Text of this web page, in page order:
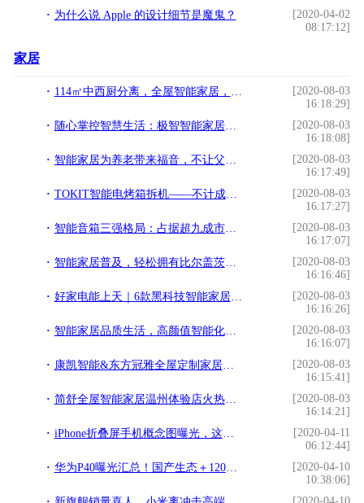
为什么说 Apple 的设计细节是魔鬼？
[2020-04-02
08:17:12]
家居
114㎡中西厨分离，全屋智能家居，孩子还能在客厅练车
[2020-08-03
16:18:29]
随心掌控智慧生活：极智智能家居APP下载
[2020-08-03
16:18:08]
智能家居为养老带来福音，不让父母做空巢老人
[2020-08-03
16:17:49]
TOKIT智能电烤箱拆机——不计成本的黑科技集合体
[2020-08-03
16:17:27]
智能音箱三强格局：占据超九成市场，其他玩家有机会吗？
[2020-08-03
16:17:07]
智能家居普及，轻松拥有比尔盖茨的“未来之屋”
[2020-08-03
16:16:46]
好家电能上天｜6款黑科技智能家居好物
[2020-08-03
16:16:26]
智能家居品质生活，高颜值智能化冰箱谁不爱呢
[2020-08-03
16:16:07]
康凯智能&东方冠雅全屋定制家居智能灯光、音乐系统
[2020-08-03
16:15:41]
简舒全屋智能家居温州体验店火热开业，引领未来生活方式
[2020-08-03
16:14:21]
iPhone折叠屏手机概念图曝光，这款iPhone变化可不一般
[2020-04-11
06:12:44]
华为P40曝光汇总！国产生态＋120Hz屏幕＋超级影像系统，你买吗？
[2020-04-10
10:38:06]